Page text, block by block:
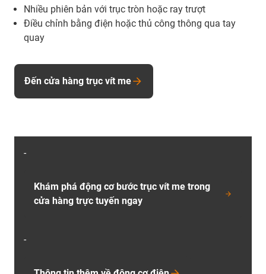
Nhiều phiên bản với trục tròn hoặc ray trượt
Điều chỉnh bằng điện hoặc thủ công thông qua tay
quay
Đến cửa hàng trục vít me
-
Khám phá động cơ bước trục vít me trong
cửa hàng trực tuyến ngay
-